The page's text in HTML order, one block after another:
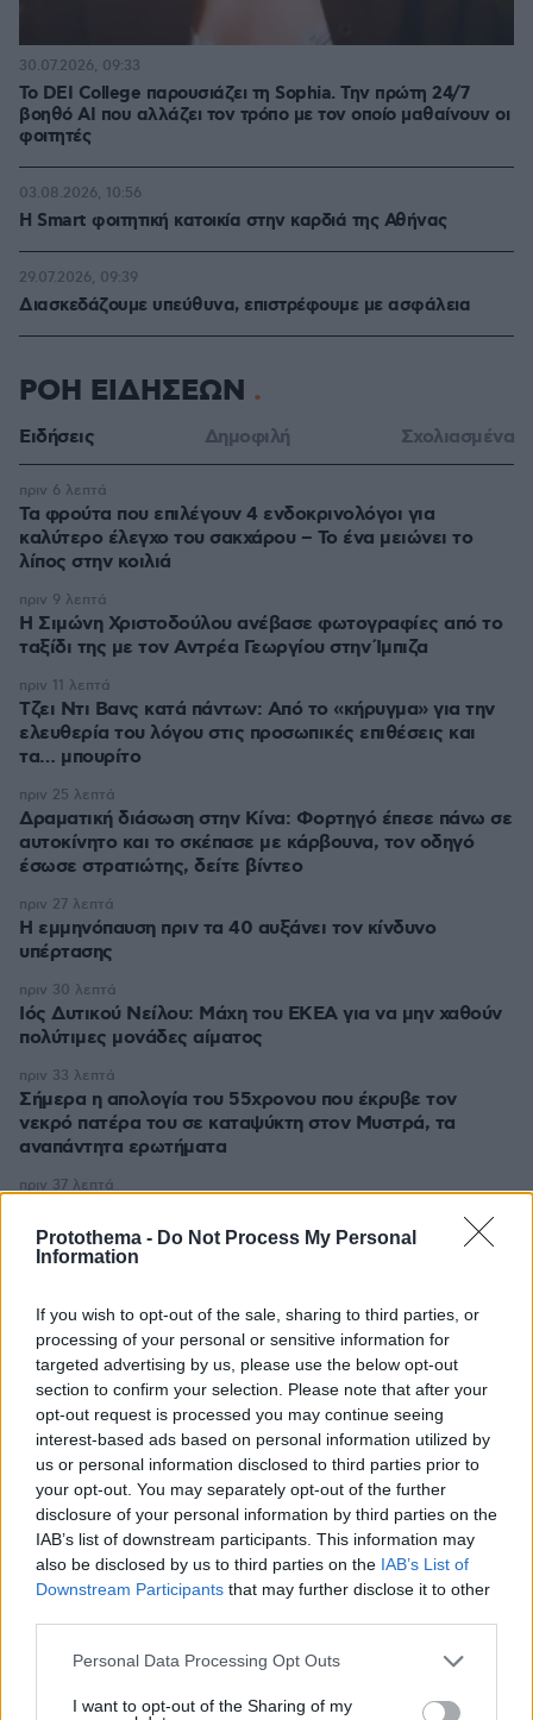
Protothema - Do Not Process My Personal
Information
If you wish to opt-out of the sale, sharing to third parties, or
processing of your personal or sensitive information for
targeted advertising by us, please use the below opt-out
section to confirm your selection. Please note that after your
opt-out request is processed you may continue seeing
interest-based ads based on personal information utilized by
us or personal information disclosed to third parties prior to
your opt-out. You may separately opt-out of the further
disclosure of your personal information by third parties on the
IAB’s list of downstream participants. This information may
also be disclosed by us to third parties on the IAB’s List of
Downstream Participants that may further disclose it to other
Please note that this website/app uses one or more Google
not limited to your visit or usage behaviour. You may click to
Personal Data Processing Opt Outs
I want to opt-out of the Sharing of my
Το DEI College παρουσιάζει τη Sophia. Την πρώτη 24/7
βοηθό AI που αλλάζει τον τρόπο με τον οποίο μαθαίνουν οι
φοιτητές
30.07.2026, 09:33
Η Smart φοιτητική κατοικία στην καρδιά της Αθήνας
03.08.2026, 10:56
Διασκεδάζουμε υπεύθυνα, επιστρέφουμε με ασφάλεια
29.07.2026, 09:39
ΡΟΗ ΕΙΔΗΣΕΩΝ
Ειδήσεις Δημοφιλή Σχολιασμένα
Τα φρούτα που επιλέγουν 4 ενδοκρινολόγοι για
καλύτερο έλεγχο του σακχάρου – Το ένα μειώνει το
λίπος στην κοιλιά
πριν 6 λεπτά
Η Σιμώνη Χριστοδούλου ανέβασε φωτογραφίες από το
ταξίδι της με τον Αντρέα Γεωργίου στην Ίμπιζα
πριν 9 λεπτά
Τζει Ντι Βανς κατά πάντων: Από το «κήρυγμα» για την
ελευθερία του λόγου στις προσωπικές επιθέσεις και
τα… μπουρίτο
πριν 11 λεπτά
Δραματική διάσωση στην Κίνα: Φορτηγό έπεσε πάνω σε
αυτοκίνητο και το σκέπασε με κάρβουνα, τον οδηγό
έσωσε στρατιώτης, δείτε βίντεο
πριν 25 λεπτά
Η εμμηνόπαυση πριν τα 40 αυξάνει τον κίνδυνο
υπέρτασης
πριν 27 λεπτά
Ιός Δυτικού Νείλου: Μάχη του ΕΚΕΑ για να μην χαθούν
πολύτιμες μονάδες αίματος
πριν 30 λεπτά
Σήμερα η απολογία του 55χρονου που έκρυβε τον
νεκρό πατέρα του σε καταψύκτη στον Μυστρά, τα
αναπάντητα ερωτήματα
πριν 33 λεπτά
τις καλύτερες ευκαιρίες
πριν 37 λεπτά
Κόκκινο κρέας: Αυξάνει κατά 49% τον κίνδυνο διαβήτη
– Με τι να το αντικαταστήσετε
πριν 39 λεπτά
ΔΕΙΤΕ ΟΛΕΣ ΤΙΣ ΕΙΔΗΣΕΙΣ
ΤΑ ΠΙΟ ΔΗΜΟΦΙΛΗ